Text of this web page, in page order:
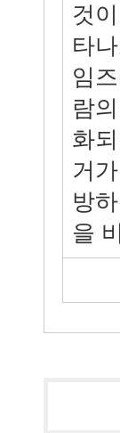
것
타
임
람
화
거
방
을